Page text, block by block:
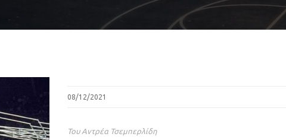
ΕΛΛΗΝΙΚΑ ΠΡΩΤΑΘΛΗΜΑΤΑΕΛΛΗΝΙΚΑ ΠΡΩΤΑΘΛΗΜΑΤΑ
ΕΡΑΣΙΤΕΧΝΙΚΑ
08/12/2021
Του Αντρέα Τσεμπερλίδη